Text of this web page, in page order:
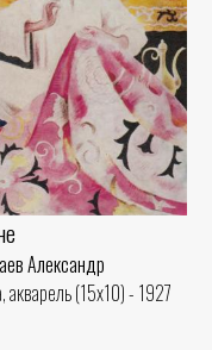
Александр
акварель (15x10) - 1927